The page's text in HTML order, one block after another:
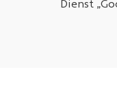
Dienst